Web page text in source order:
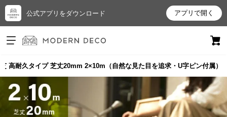
公式アプリをダウンロード アプリで開く
ログイン
新規会員登録
お
気
に
高耐久タイプ 芝丈20mm 2×10m（自然な見た目を追求・U字ピン付属）